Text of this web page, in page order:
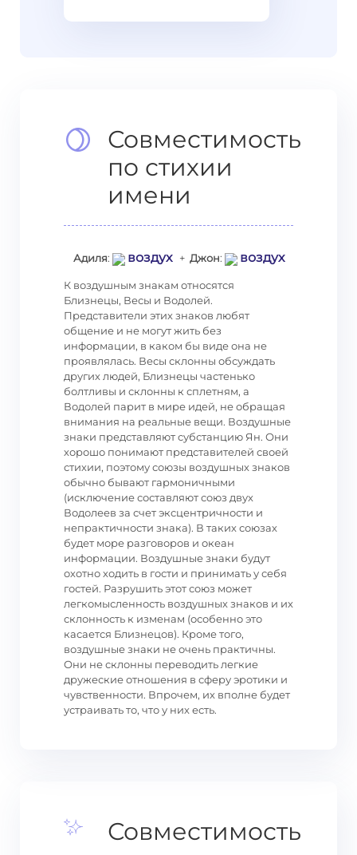
Совместимость
по стихии
имени
Адиля: воздух+ Джон: воздух
К воздушным знакам относятся
Близнецы, Весы и Водолей.
Представители этих знаков любят
общение и не могут жить без
информации, в каком бы виде она не
проявлялась. Весы склонны обсуждать
других людей, Близнецы частенько
болтливы и склонны к сплетням, а
Водолей парит в мире идей, не обращая
внимания на реальные вещи. Воздушные
знаки представляют субстанцию Ян. Они
хорошо понимают представителей своей
стихии, поэтому союзы воздушных знаков
обычно бывают гармоничными
(исключение составляют союз двух
Водолеев за счет эксцентричности и
непрактичности знака). В таких союзах
будет море разговоров и океан
информации. Воздушные знаки будут
охотно ходить в гости и принимать у себя
гостей. Разрушить этот союз может
легкомысленность воздушных знаков и их
склонность к изменам (особенно это
касается Близнецов). Кроме того,
воздушные знаки не очень практичны.
Они не склонны переводить легкие
дружеские отношения в сферу эротики и
чувственности. Впрочем, их вполне будет
устраивать то, что у них есть.
Совместимость